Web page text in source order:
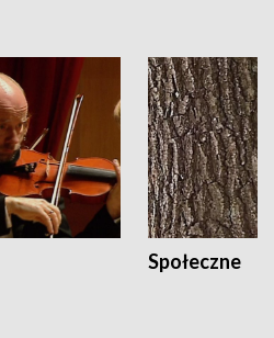
Społeczne